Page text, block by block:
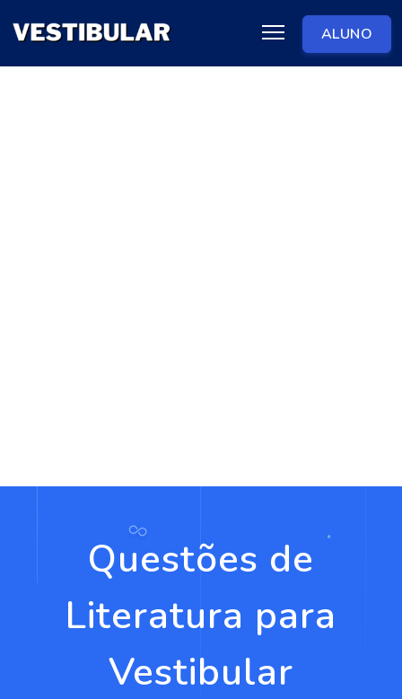
ALUNO
Questões de
Literatura para
Vestibular